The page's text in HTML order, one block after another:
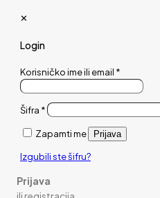
✕
Login
Korisničko ime ili email *
Šifra *
Zapamti me Prijava
Izgubili ste šifru?
Prijava